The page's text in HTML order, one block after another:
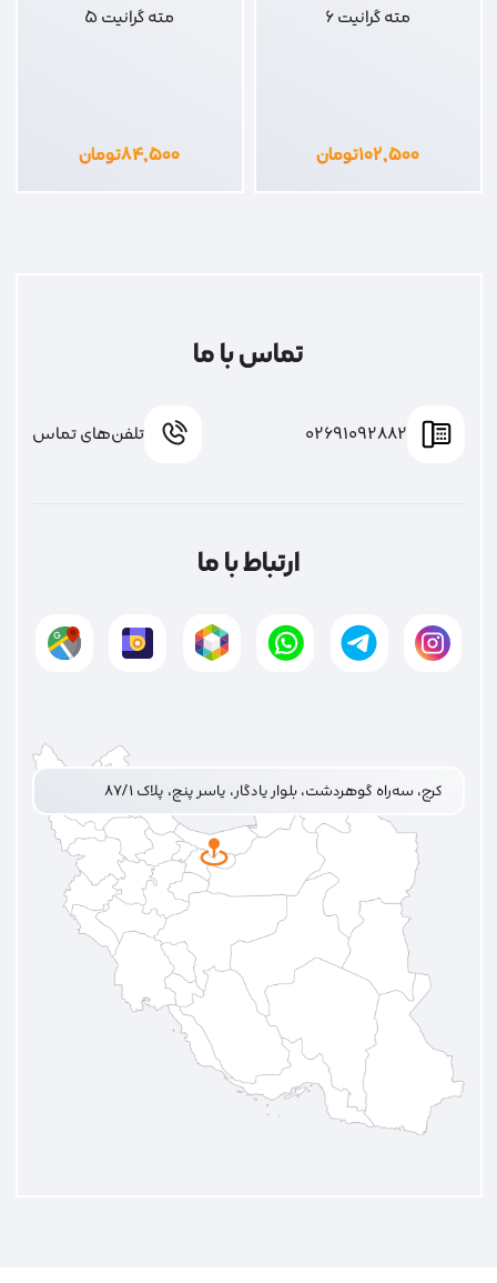
مته گرانیت 6
۱۰۲,۵۰۰تومان
مته گرانیت 5
۸۴,۵۰۰تومان
تماس با ما
02691092882 تلفن‌های تماس
ارتباط با ما
کرج، سه‌راه گوهردشت، بلوار یادگار، یاسر پنج، پلاک ۸۷/۱